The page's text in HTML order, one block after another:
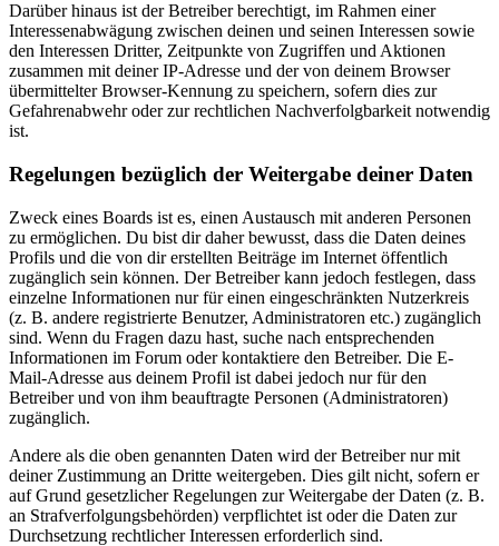
Darüber hinaus ist der Betreiber berechtigt, im Rahmen einer
Interessenabwägung zwischen deinen und seinen Interessen sowie
den Interessen Dritter, Zeitpunkte von Zugriffen und Aktionen
zusammen mit deiner IP-Adresse und der von deinem Browser
übermittelter Browser-Kennung zu speichern, sofern dies zur
Gefahrenabwehr oder zur rechtlichen Nachverfolgbarkeit notwendig
ist.
Regelungen bezüglich der Weitergabe deiner Daten
Zweck eines Boards ist es, einen Austausch mit anderen Personen
zu ermöglichen. Du bist dir daher bewusst, dass die Daten deines
Profils und die von dir erstellten Beiträge im Internet öffentlich
zugänglich sein können. Der Betreiber kann jedoch festlegen, dass
einzelne Informationen nur für einen eingeschränkten Nutzerkreis
(z. B. andere registrierte Benutzer, Administratoren etc.) zugänglich
sind. Wenn du Fragen dazu hast, suche nach entsprechenden
Informationen im Forum oder kontaktiere den Betreiber. Die E-
Mail-Adresse aus deinem Profil ist dabei jedoch nur für den
Betreiber und von ihm beauftragte Personen (Administratoren)
zugänglich.
Andere als die oben genannten Daten wird der Betreiber nur mit
deiner Zustimmung an Dritte weitergeben. Dies gilt nicht, sofern er
auf Grund gesetzlicher Regelungen zur Weitergabe der Daten (z. B.
an Strafverfolgungsbehörden) verpflichtet ist oder die Daten zur
Durchsetzung rechtlicher Interessen erforderlich sind.